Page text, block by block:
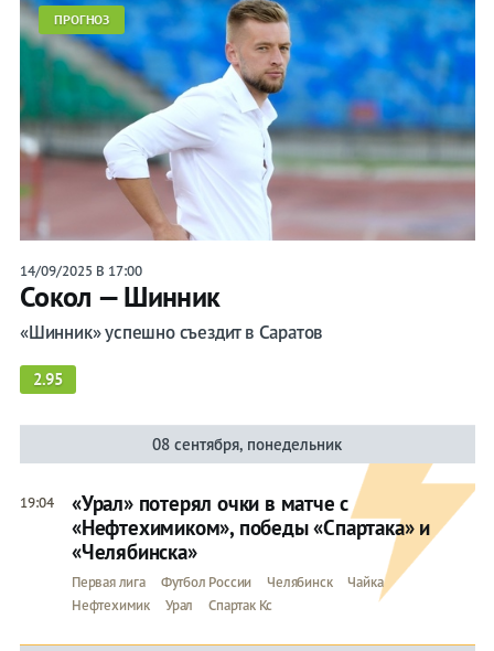
ПРОГНОЗ
14/09/2025 В 17:00
Сокол — Шинник
«Шинник» успешно съездит в Саратов
2.95
08 сентября, понедельник
19:04
«Урал» потерял очки в матче с
«Нефтехимиком», победы «Спартака» и
«Челябинска»
Первая лига Футбол России Челябинск
Чайка
Нефтехимик
Урал Спартак Кс